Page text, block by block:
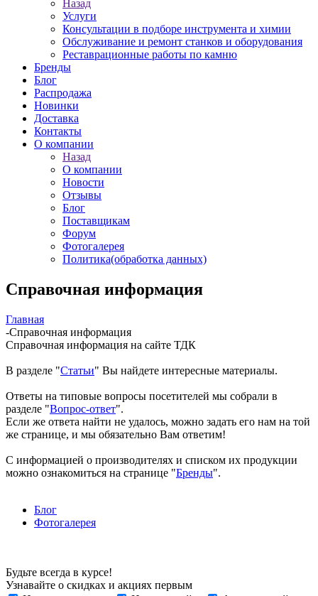
Назад
Услуги
Консультации в подборе инструмента и химии
Обслуживание и ремонт станков и оборудования
Реставрационные работы по камню
Бренды
Блог
Распродажа
Новинки
Доставка
Контакты
О компании
Назад
О компании
Новости
Отзывы
Блог
Поставщикам
Форум
Фотогалерея
Политика(обработка данных)
Справочная информация
Главная
-Справочная информация
Справочная информация на сайте ТДК
В разделе "Статьи" Вы найдете интересные материалы.
Ответы на типовые вопросы посетителей мы собрали в
разделе "Вопрос-ответ".
Если же ответа найти не удалось, можно задать его нам на той
же странице, и мы обязательно Вам ответим!
С информацией о производителях и списком их продукции
можно ознакомиться на странице "Бренды".
Блог
Фотогалерея
Будьте всегда в курсе!
Узнавайте о скидках и акциях первым